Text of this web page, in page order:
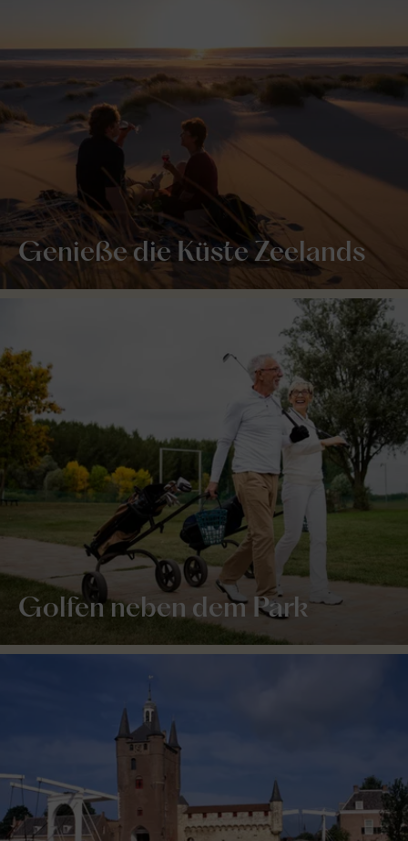
Genieße die Küste Zeelands
Golfen neben dem Park